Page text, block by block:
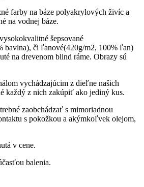
farby na báze polyakrylových živíc a
na vodnej báze.
šepsované
bavlna), či ľanové(420g/m2, 100% ľan)
na drevenom blind ráme. Obrazy sú
vychádzajúcim z dieľne našich
každý z nich zakúpiť ako jediný kus.
zaobchádzať s mimoriadnou
s pokožkou a akýmkoľvek olejom,
v cene.
balenia.